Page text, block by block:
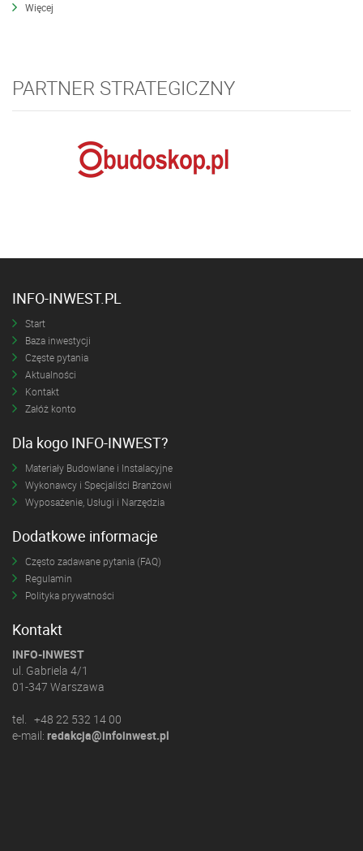
Więcej
PARTNER STRATEGICZNY
INFO-INWEST.PL
Start
Baza inwestycji
Częste pytania
Aktualności
Kontakt
Załóż konto
Dla kogo INFO-INWEST?
Materiały Budowlane i Instalacyjne
Wykonawcy i Specjaliści Branżowi
Wyposażenie, Usługi i Narzędzia
Dodatkowe informacje
Często zadawane pytania (FAQ)
Regulamin
Polityka prywatności
Kontakt
INFO-INWEST
ul. Gabriela 4/1
01-347 Warszawa
tel. +48 22 532 14 00
e-mail: redakcja@infoinwest.pl